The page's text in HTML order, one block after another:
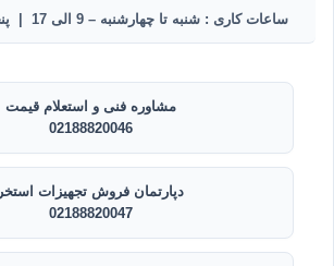
ساعات کاری : شنبه تا چهارشنبه – 9 الی 17 | پنجشنبه – 9 الی 12
مشاوره فنی و استعلام قیمت
02188820046
دپارتمان فروش تجهیزات استخر
02188820047